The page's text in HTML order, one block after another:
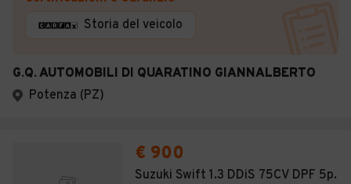
Storia del veicolo
G.Q. AUTOMOBILI DI QUARATINO GIANNALBERTO
Potenza (PZ)
€ 900
Suzuki Swift 1.3 DDiS 75CV DPF 5p.